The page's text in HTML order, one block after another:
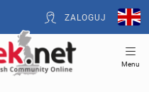
ZALOGUJ
Menu